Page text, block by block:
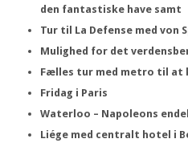
den fantastiske have samt
Tur til La Defense med von
Mulighed for det
Fælles tur med metro til at
Fridag i Paris
Waterloo – Napoleons
Liége med centralt hotel i